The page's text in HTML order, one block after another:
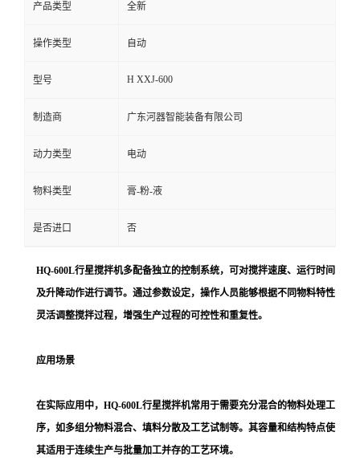
产品类型 全新
操作类型 自动
型号 H XXJ-600
制造商 广东河器智能装备有限公司
动力类型 电动
物料类型 膏-粉-液
是否进口 否
HQ-600L行星搅拌机多配备独立的控制系统，可对搅拌速度、运行时间
及升降动作进行调节。通过参数设定，操作人员能够根据不同物料特性
灵活调整搅拌过程，增强生产过程的可控性和重复性。
应用场景
在实际应用中，HQ-600L行星搅拌机常用于需要充分混合的物料处理工
序，如多组分物料混合、填料分散及工艺试制等。其容量和结构特点使
其适用于连续生产与批量加工并存的工艺环境。